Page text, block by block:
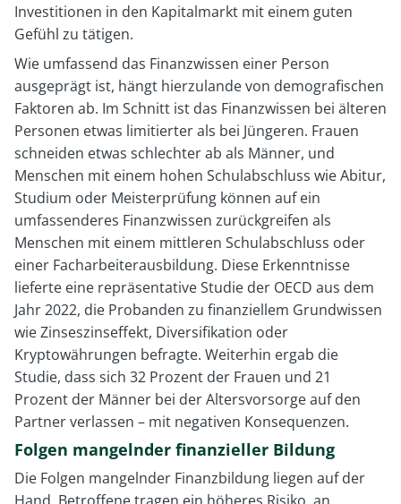
Investitionen in den Kapitalmarkt mit einem guten
Gefühl zu tätigen.
Wie umfassend das Finanzwissen einer Person
ausgeprägt ist, hängt hierzulande von demografischen
Faktoren ab. Im Schnitt ist das Finanzwissen bei älteren
Personen etwas limitierter als bei Jüngeren. Frauen
schneiden etwas schlechter ab als Männer, und
Menschen mit einem hohen Schulabschluss wie Abitur,
Studium oder Meisterprüfung können auf ein
umfassenderes Finanzwissen zurückgreifen als
Menschen mit einem mittleren Schulabschluss oder
einer Facharbeiterausbildung. Diese Erkenntnisse
lieferte eine repräsentative Studie der OECD aus dem
Jahr 2022, die Probanden zu finanziellem Grundwissen
wie Zinseszinseffekt, Diversifikation oder
Kryptowährungen befragte. Weiterhin ergab die
Studie, dass sich 32 Prozent der Frauen und 21
Prozent der Männer bei der Altersvorsorge auf den
Partner verlassen – mit negativen Konsequenzen.
Folgen mangelnder finanzieller Bildung
Die Folgen mangelnder Finanzbildung liegen auf der